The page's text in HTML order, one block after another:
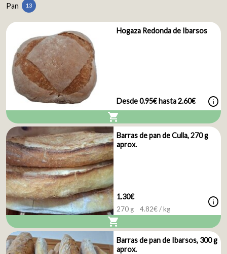
Pan 13
Hogaza Redonda de Ibarsos
Desde 0.95€ hasta 2.60€ info
shopping_cart
Barras de pan de Culla, 270 g
aprox.
1.30€
270 g 4.82€ / kg info
shopping_cart
Barras de pan de Ibarsos, 300 g
aprox.